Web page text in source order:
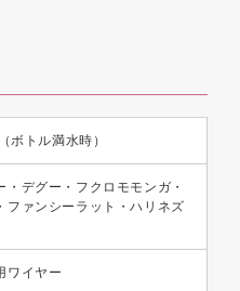
ボトル満水時）
・デグー・フクロモモンガ・
ファンシーラット・ハリネズ
ワイヤー